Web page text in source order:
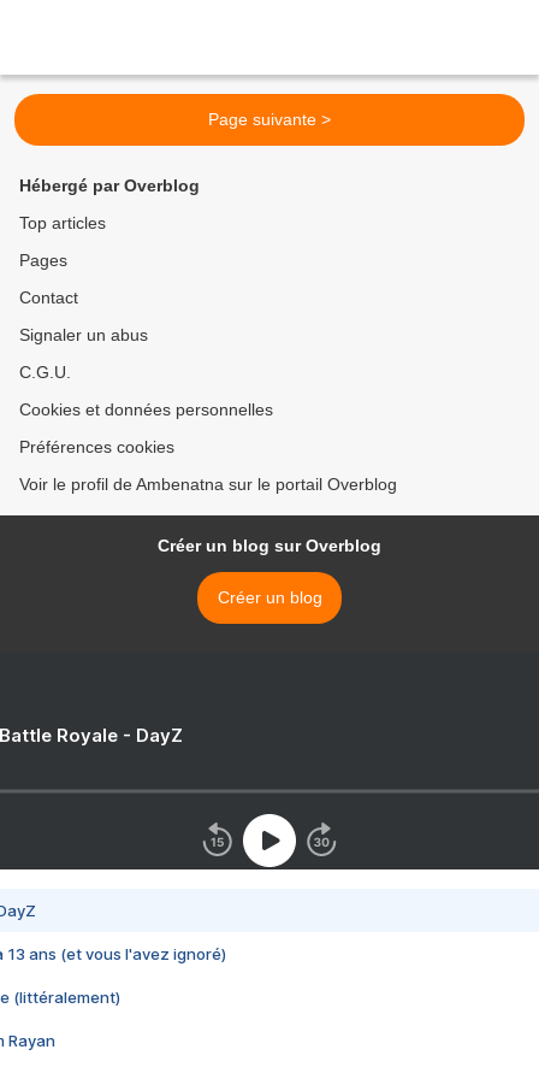
Page suivante >
Hébergé par Overblog
Top articles
Pages
Contact
Signaler un abus
C.G.U.
Cookies et données personnelles
Préférences cookies
Voir le profil de Ambenatna sur le portail Overblog
Créer un blog sur Overblog
Créer un blog
Royale - DayZ
13 ans (et vous l'avez ignoré)
(littéralement)
Rayan